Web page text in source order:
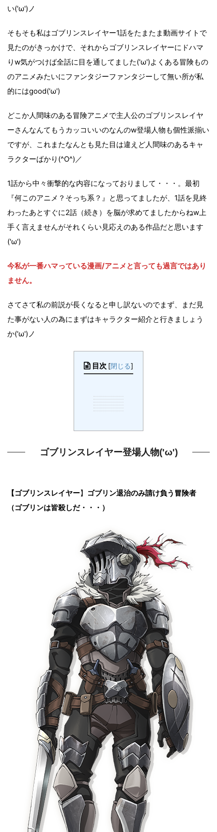
い('ω')ノ
そもそも私はゴブリンスレイヤー1話をたまたま動画サイトで
見たのがきっかけで、それからゴブリンスレイヤーにドハマ
りw気がつけば全話に目を通してました('ω')よくある冒険もの
のアニメみたいにファンタジーファンタジーして無い所が私
的にはgood('ω')
どこか人間味のある冒険アニメで主人公のゴブリンスレイヤ
ーさんなんてもうカッコいいのなんのw登場人物も個性派揃い
ですが、これまたなんとも見た目は違えど人間味のあるキャ
ラクターばかり(^O^)／
1話から中々衝撃的な内容になっておりまして・・・。最初
『何このアニメ？そっち系？』と思ってましたが、1話を見終
わったあとすぐに2話（続き）を脳が求めてましたからねw上
手く言えませんがそれくらい見応えのある作品だと思います
('ω')
今私が一番ハマっている漫画/アニメと言っても過言ではあり
ません。
さてさて私の前説が長くなると申し訳ないのでまず、まだ見
た事がない人の為にまずはキャラクター紹介と行きましょう
か('ω')ノ
目次 [閉じる]
ゴブリンスレイヤー登場人物('ω')
【ゴブリンスレイヤー】 ゴブリン退治のみ請け負う冒険者
（ゴブリンは皆殺しだ・・・）